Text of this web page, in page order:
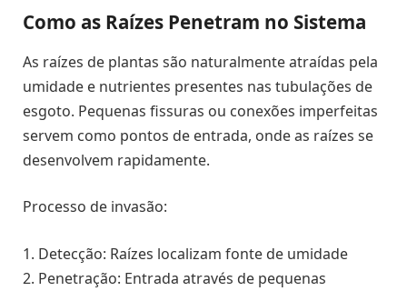
Como as Raízes Penetram no Sistema
As raízes de plantas são naturalmente atraídas pela
umidade e nutrientes presentes nas tubulações de
esgoto. Pequenas fissuras ou conexões imperfeitas
servem como pontos de entrada, onde as raízes se
desenvolvem rapidamente.
Processo de invasão:
1. Detecção: Raízes localizam fonte de umidade
2. Penetração: Entrada através de pequenas